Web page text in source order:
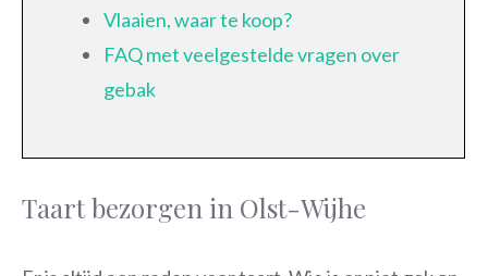
Vlaaien, waar te koop?
FAQ met veelgestelde vragen over
gebak
Taart bezorgen in Olst-Wijhe